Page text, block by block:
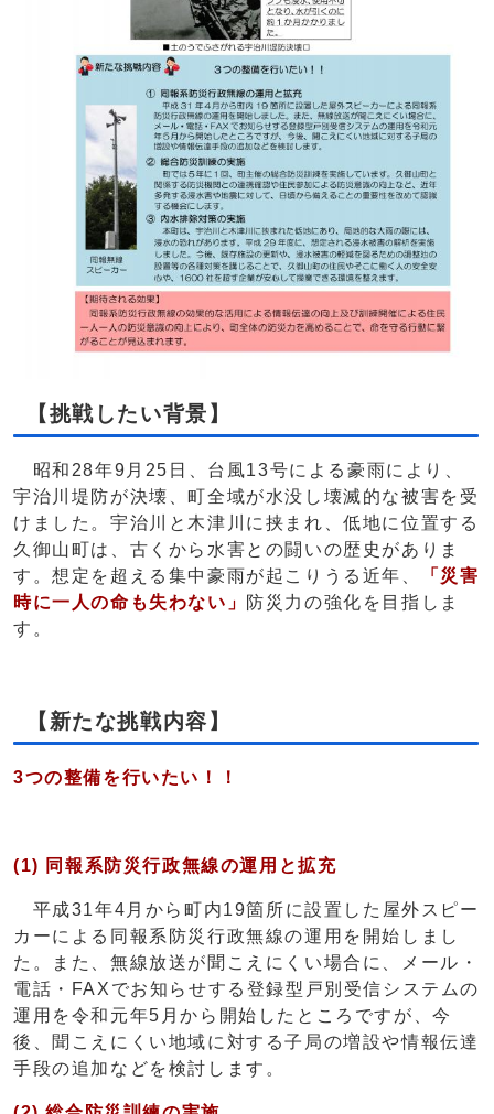
【挑戦したい背景】
昭和28年9月25日、台風13号による豪雨により、
宇治川堤防が決壊、町全域が水没し壊滅的な被害を受
けました。宇治川と木津川に挟まれ、低地に位置する
久御山町は、古くから水害との闘いの歴史がありま
す。想定を超える集中豪雨が起こりうる近年、
「災害
時に一人の命も失わない」
防災力の強化を目指しま
す。
【新たな挑戦内容】
3つの整備を行いたい！！
(1) 同報系防災行政無線の運用と拡充
平成31年4月から町内19箇所に設置した屋外スピー
カーによる同報系防災行政無線の運用を開始しまし
た。また、無線放送が聞こえにくい場合に、メール・
電話・FAXでお知らせする登録型戸別受信システムの
運用を令和元年5月から開始したところですが、今
後、聞こえにくい地域に対する子局の増設や情報伝達
手段の追加などを検討します。